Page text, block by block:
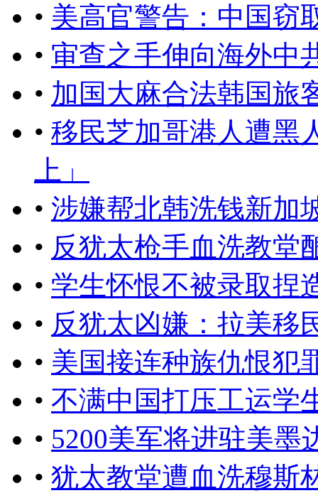
• 美高官警告：中国窃
• 审查之手伸向海外中
• 加国大麻合法韩国旅
• 移民芝加哥港人遭黑
上」
• 涉嫌帮北韩洗钱新加
• 反犹太枪手血洗教堂
• 学生怀恨不被录取捏
• 反犹太凶嫌：拉美移
• 美国接连种族仇恨犯
• 不满中国打压工运学
• 5200美军将进驻美墨
• 犹太教堂遭血洗穆斯